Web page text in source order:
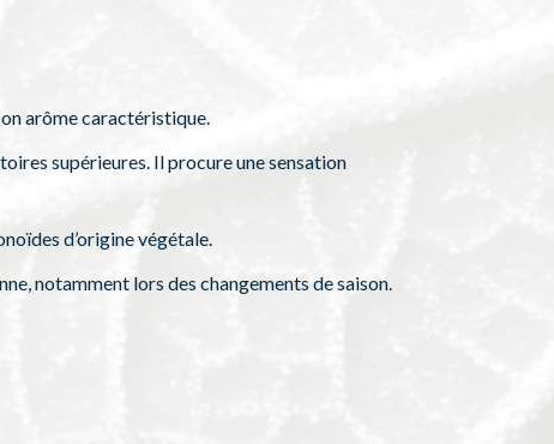
arôme caractéristique.
supérieures. Il procure une sensation
d’origine végétale.
notamment lors des changements de saison.